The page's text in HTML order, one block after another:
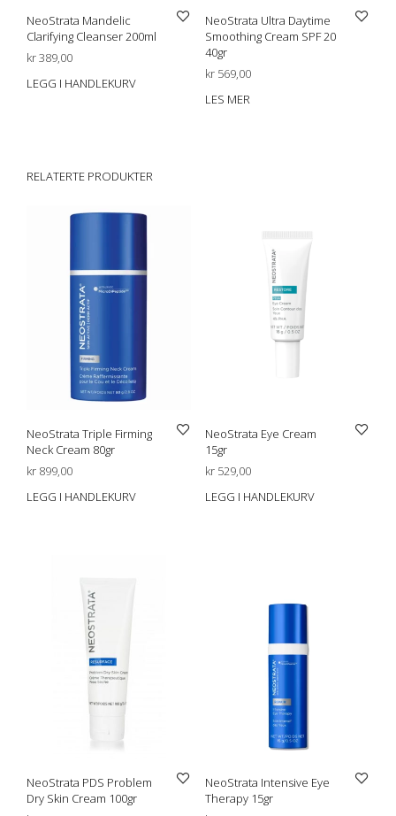
NeoStrata Mandelic
Clarifying Cleanser 200ml
kr389,00
LEGG I HANDLEKURV
NeoStrata Ultra Daytime
Smoothing Cream SPF 20
40gr
kr569,00
LES MER
RELATERTE PRODUKTER
NeoStrata Triple Firming
Neck Cream 80gr
kr 899,00
LEGG I HANDLEKURV
NeoStrata Eye Cream
15gr
kr529,00
LEGG I HANDLEKURV
NeoStrata PDS Problem
Dry Skin Cream 100gr
NeoStrata Intensive Eye
Therapy 15gr